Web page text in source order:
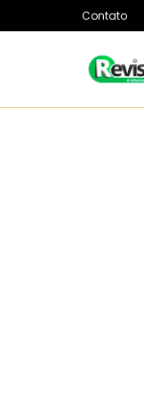
Contato